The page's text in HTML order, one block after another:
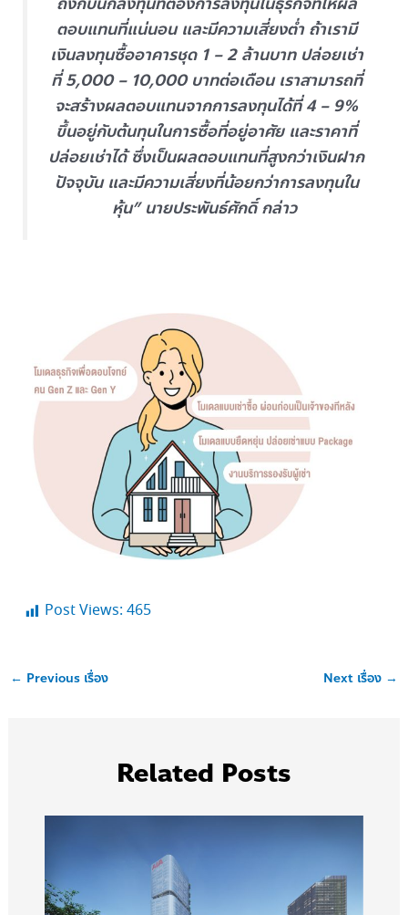
ตอบแทนที่แน่นอน และมีความเสี่ยงต่ำ ถ้าเรามี
เงินลงทุนซื้ออาคารชุด 1 – 2 ล้านบาท ปล่อยเช่า
ที่ 5,000 – 10,000 บาทต่อเดือน เราสามารถที่
จะสร้างผลตอบแทนจากการลงทุนได้ที่ 4 – 9%
ขึ้นอยู่กับต้นทุนในการซื้อที่อยู่อาศัย และราคาที่
ปล่อยเช่าได้ ซึ่งเป็นผลตอบแทนที่สูงกว่าเงินฝาก
ปัจจุบัน และมีความเสี่ยงที่น้อยกว่าการลงทุนใน
หุ้น” นายประพันธ์ศักดิ์ กล่าว
Post Views: 465
← Previous เรื่อง Next เรื่อง →
Related Posts